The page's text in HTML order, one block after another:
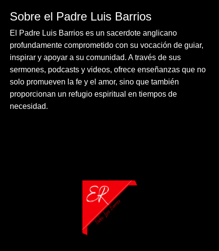
Sobre el Padre Luis Barrios
El Padre Luis Barrios es un sacerdote anglicano
profundamente comprometido con su vocación de guiar,
inspirar y apoyar a su comunidad. A través de sus
sermones, podcasts y videos, ofrece enseñanzas que no
solo promueven la fe y el amor, sino que también
proporcionan un refugio espiritual en tiempos de
necesidad.